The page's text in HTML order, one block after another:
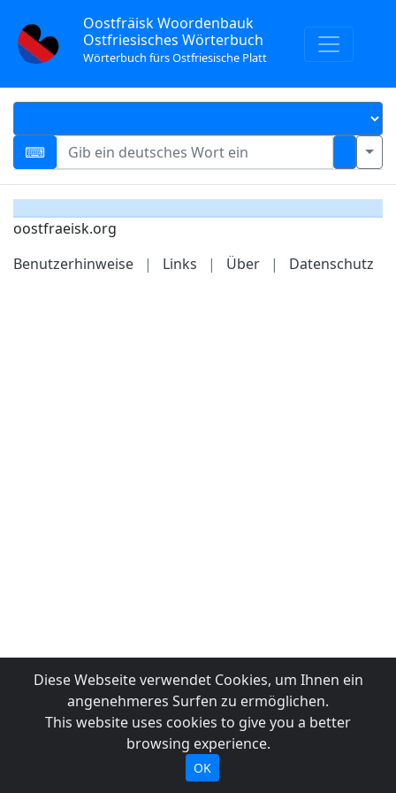
Oostfräisk Woordenbauk
Ostfriesisches Wörterbuch
Wörterbuch fürs Ostfriesische Platt
oostfraeisk.org
Benutzerhinweise
| Links | Über | Datenschutz
Diese Webseite verwendet Cookies, um Ihnen ein
angenehmeres Surfen zu ermöglichen.
This website uses cookies to give you a better
browsing experience.
OK